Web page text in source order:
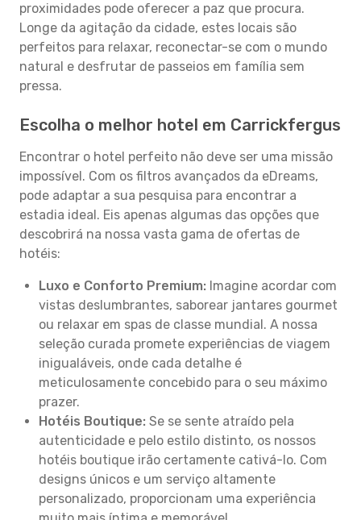
proximidades pode oferecer a paz que procura.
Longe da agitação da cidade, estes locais são
perfeitos para relaxar, reconectar-se com o mundo
natural e desfrutar de passeios em família sem
pressa.
Escolha o melhor hotel em Carrickfergus
Encontrar o hotel perfeito não deve ser uma missão
impossível. Com os filtros avançados da eDreams,
pode adaptar a sua pesquisa para encontrar a
estadia ideal. Eis apenas algumas das opções que
descobrirá na nossa vasta gama de ofertas de
hotéis:
Luxo e Conforto Premium: Imagine acordar com
vistas deslumbrantes, saborear jantares gourmet
ou relaxar em spas de classe mundial. A nossa
seleção curada promete experiências de viagem
inigualáveis, onde cada detalhe é
meticulosamente concebido para o seu máximo
prazer.
Hotéis Boutique: Se se sente atraído pela
autenticidade e pelo estilo distinto, os nossos
hotéis boutique irão certamente cativá-lo. Com
designs únicos e um serviço altamente
personalizado, proporcionam uma experiência